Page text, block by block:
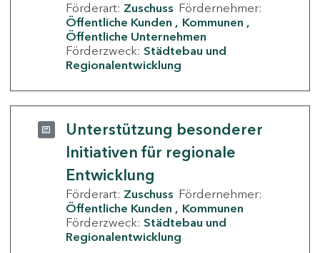
Förderart: Zuschuss Fördernehmer:
Öffentliche Kunden
Kommunen
Öffentliche Unternehmen
Förderzweck: Städtebau und
Regionalentwicklung
Unterstützung besonderer
Initiativen für regionale
Entwicklung
Förderart: Zuschuss Fördernehmer:
Öffentliche Kunden
Kommunen
Förderzweck: Städtebau und
Regionalentwicklung